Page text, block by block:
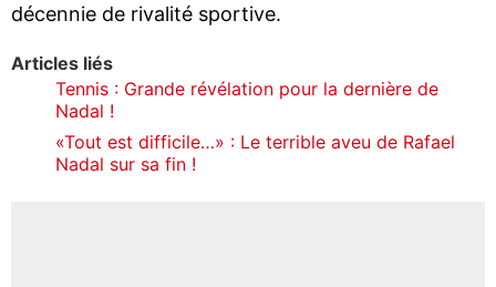
décennie de rivalité sportive.
Articles liés
Tennis : Grande révélation pour la dernière de
Nadal !
«Tout est difficile…» : Le terrible aveu de Rafael
Nadal sur sa fin !